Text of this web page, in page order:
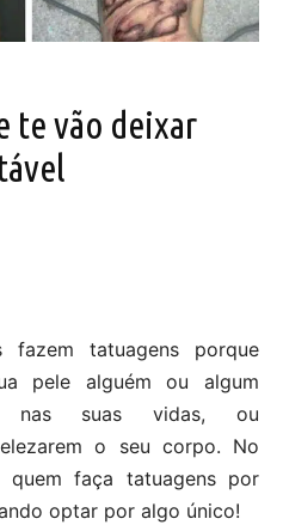
te vão deixar
fazem tatuagens porque
pele alguém ou algum
nas suas vidas, ou
o seu corpo. No
quem faça tatuagens por
optar por algo único!